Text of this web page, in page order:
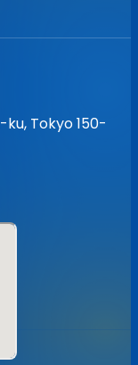
影はできません
での撮影PASSの
ます
へのご要望などは
損など、主催者で
承ください
はご遠慮ください
頂けますよう、ご
ku, Tokyo 150-